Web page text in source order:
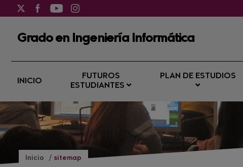
Grado en Ingeniería Informática
INICIO
FUTUROS
ESTUDIANTES
PLAN DE ESTUDIOS
Inicio sitemap